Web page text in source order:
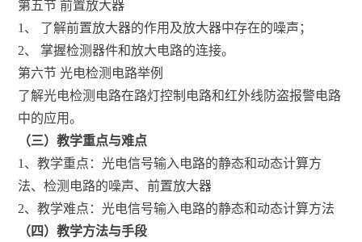
第五节 前置放大器
1、 了解前置放大器的作用及放大器中存在的噪声；
2、 掌握检测器件和放大电路的连接。
第六节 光电检测电路举例
了解光电检测电路在路灯控制电路和红外线防盗报警电路
中的应用。
（三）教学重点与难点
1、教学重点：光电信号输入电路的静态和动态计算方
法、检测电路的噪声、前置放大器
2、教学难点：光电信号输入电路的静态和动态计算方法
（四）教学方法与手段